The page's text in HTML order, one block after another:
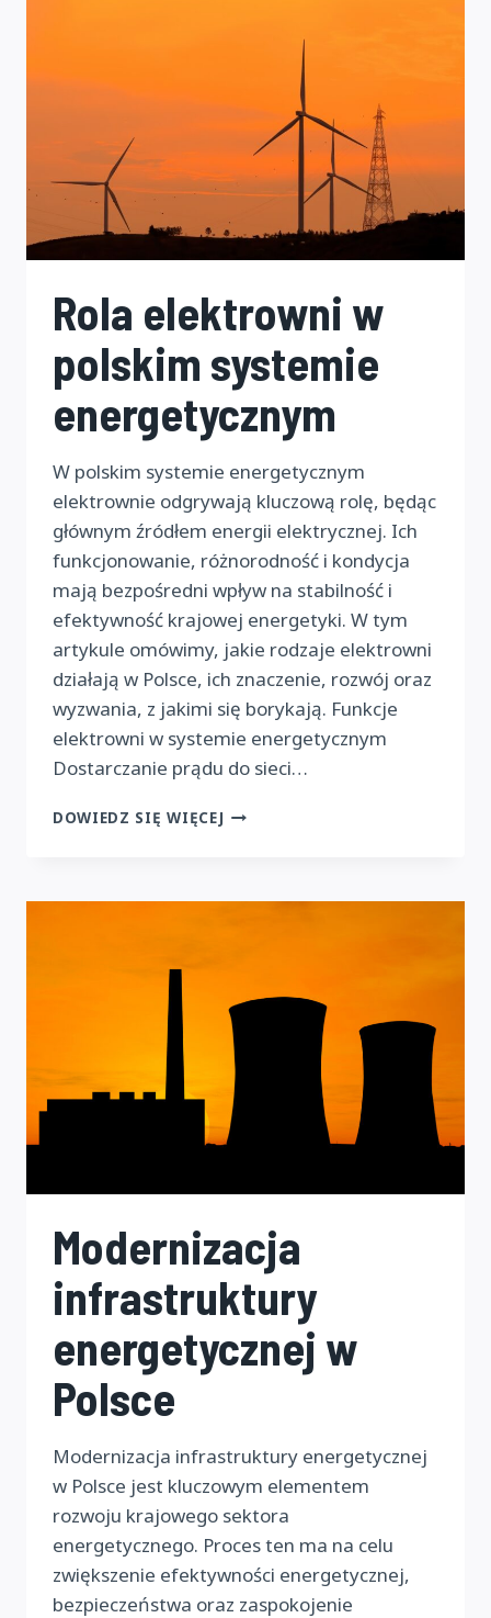
Rola elektrowni w
polskim systemie
energetycznym
W polskim systemie energetycznym
elektrownie odgrywają kluczową rolę, będąc
głównym źródłem energii elektrycznej. Ich
funkcjonowanie, różnorodność i kondycja
mają bezpośredni wpływ na stabilność i
efektywność krajowej energetyki. W tym
artykule omówimy, jakie rodzaje elektrowni
działają w Polsce, ich znaczenie, rozwój oraz
wyzwania, z jakimi się borykają. Funkcje
elektrowni w systemie energetycznym
Dostarczanie prądu do sieci…
DOWIEDZ SIĘ WIĘCEJ ROLA
SYSTEMIE
Modernizacja
infrastruktury
energetycznej w
Polsce
Modernizacja infrastruktury energetycznej
w Polsce jest kluczowym elementem
rozwoju krajowego sektora
energetycznego. Proces ten ma na celu
zwiększenie efektywności energetycznej,
bezpieczeństwa oraz zaspokojenie